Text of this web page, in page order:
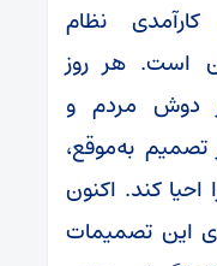
نظام
است. هر روز
دوش مردم و
تصمیم به‌موقع،
احیا کند. اکنون
این تصمیمات